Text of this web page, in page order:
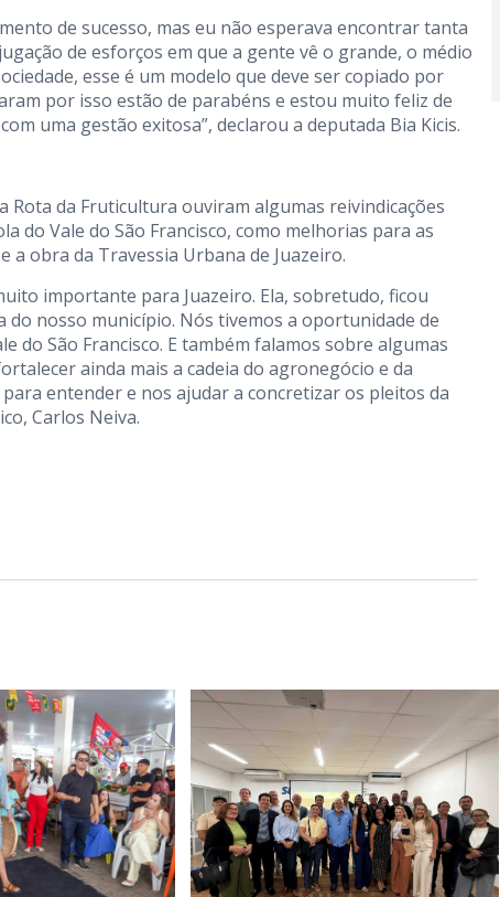
de sucesso, mas eu não esperava encontrar tanta
de esforços em que a gente vê o grande, o médio
esse é um modelo que deve ser copiado por
por isso estão de parabéns e estou muito feliz de
uma gestão exitosa”, declarou a deputada Bia Kicis.
Rota da Fruticultura ouviram algumas reivindicações
do Vale do São Francisco, como melhorias para as
a obra da Travessia Urbana de Juazeiro.
importante para Juazeiro. Ela, sobretudo, ficou
nosso município. Nós tivemos a oportunidade de
do São Francisco. E também falamos sobre algumas
ainda mais a cadeia do agronegócio e da
entender e nos ajudar a concretizar os pleitos da
Carlos Neiva.